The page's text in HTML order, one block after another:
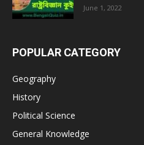
June 1, 2022
POPULAR CATEGORY
Geography
History
Political Science
General Knowledge